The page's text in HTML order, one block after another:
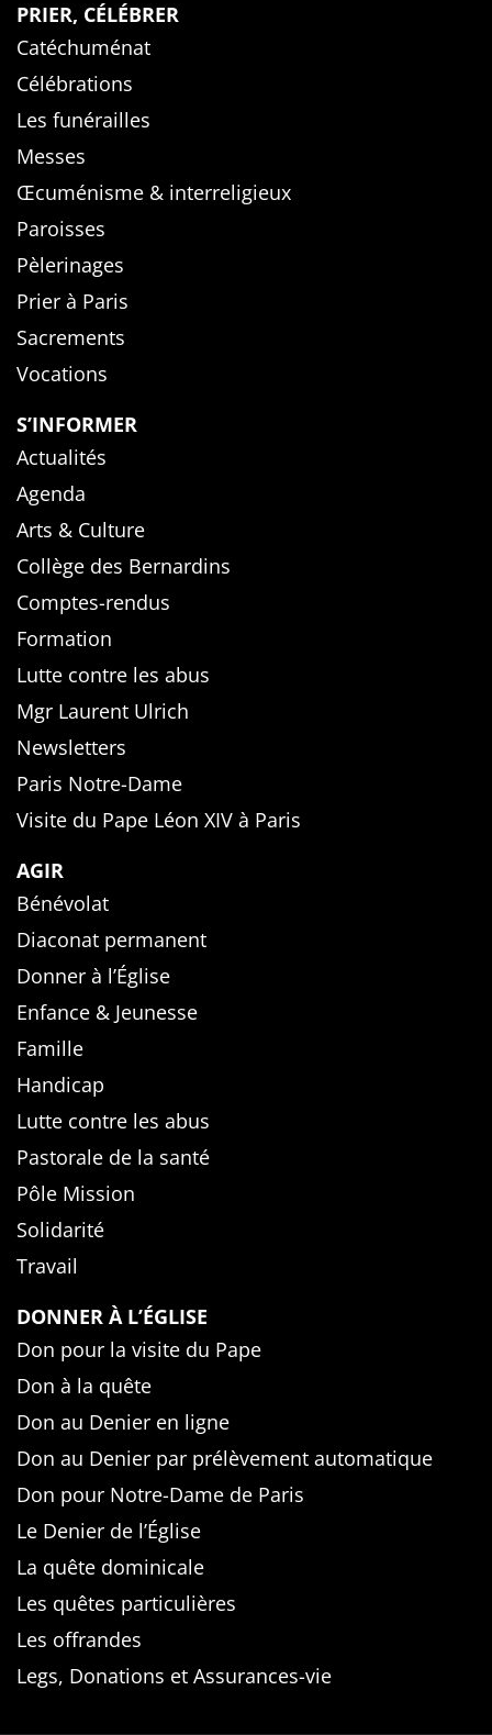
PRIER, CÉLÉBRER
Catéchuménat
Célébrations
Les funérailles
Messes
Œcuménisme & interreligieux
Paroisses
Pèlerinages
Prier à Paris
Sacrements
Vocations
S’INFORMER
Actualités
Agenda
Arts & Culture
Collège des Bernardins
Comptes-rendus
Formation
Lutte contre les abus
Mgr Laurent Ulrich
Newsletters
Paris Notre-Dame
Visite du Pape Léon XIV à Paris
AGIR
Bénévolat
Diaconat permanent
Donner à l’Église
Enfance & Jeunesse
Famille
Handicap
Lutte contre les abus
Pastorale de la santé
Pôle Mission
Solidarité
Travail
DONNER À L’ÉGLISE
Don pour la visite du Pape
Don à la quête
Don au Denier en ligne
Don au Denier par prélèvement automatique
Don pour Notre-Dame de Paris
Le Denier de l’Église
La quête dominicale
Les quêtes particulières
Les offrandes
Legs, Donations et Assurances-vie